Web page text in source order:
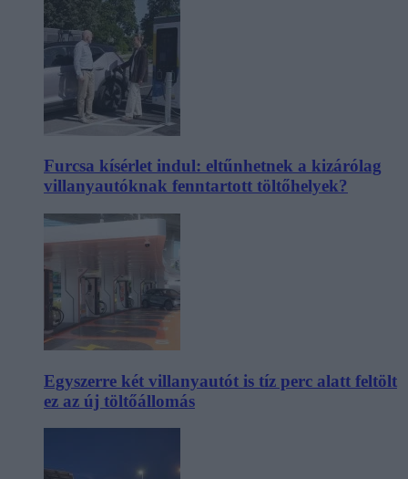
Furcsa kísérlet indul: eltűnhetnek a kizárólag
villanyautóknak fenntartott töltőhelyek?
Egyszerre két villanyautót is tíz perc alatt feltölt
ez az új töltőállomás